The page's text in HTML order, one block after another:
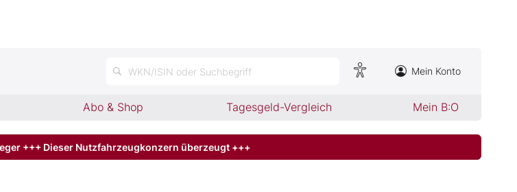
WKN/ISIN oder Suchbegriff Mein Konto
Abo & Shop Tagesgeld-Vergleich Mein B:O
+++ Dieser Nutzfahrzeugkonzern überzeugt +++